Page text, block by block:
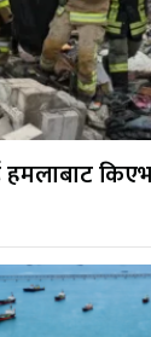
किएभ